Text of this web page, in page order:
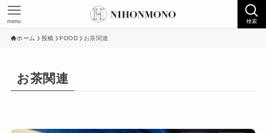
検索
menu
ホーム 投稿 FOOD お茶関連
お茶関連